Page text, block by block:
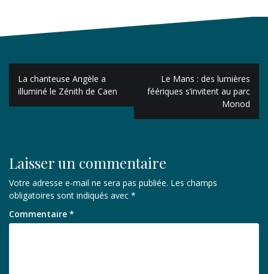
Navigation
de
l’article
La chanteuse Angèle a
illuminé le Zénith de Caen
Le Mans : des lumières
féériques s’invitent au parc
Monod
Laisser un commentaire
Votre adresse e-mail ne sera pas publiée. Les champs
obligatoires sont indiqués avec *
Commentaire *